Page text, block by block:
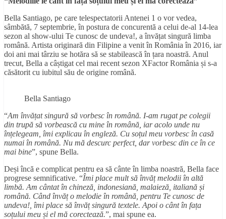
Bella Santiago, pe care telespectatorii Antenei 1 o vor vedea,
sâmbătă, 7 septembrie, în postura de concurentă a celui de-al 14-lea
sezon al show-ului Te cunosc de undeva!, a învățat singură limba
română. Artista originară din Filipine a venit în România în 2016, iar
doi ani mai târziu se hotăra să se stabilească în țara noastră. Anul
trecut, Bella a câștigat cel mai recent sezon XFactor România și s-a
căsătorit cu iubitul său de origine română.
Bella Santiago
“Am învățat singură să vorbesc în română. I-am rugat pe colegii
din trupă să vorbească cu mine în română , iar acolo unde nu
înțelegeam, îmi explicau în engleză. Cu soțul meu vorbesc în casă
numai în română. Nu mă descurc perfect, dar vorbesc din ce în ce
mai bine”, spune Bella.
Deși încă e complicat pentru ea să cânte în limba noastră, Bella face
progrese semnificative. “Îmi place mult să învățmelodii în altă
limbă. Am cântatîn chineză , indonesiană , malaieză, italiană și
română. Când învățo melodie în română, pentru Te cunosc de
undeva!, îmi place să învățsingură textele. Apoi o cântîn fața
soțului meu și el mă corectează.”, mai spune ea.